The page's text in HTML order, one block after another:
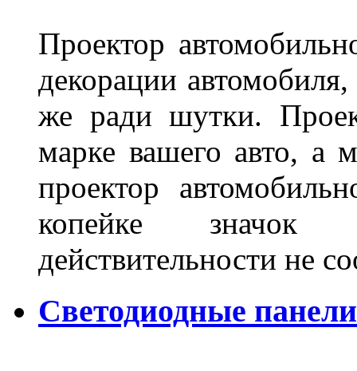
Проектор
декорации
же ради шутки.
марке вашего авто, а
проектор
копейке
действительности не
Светодиодные